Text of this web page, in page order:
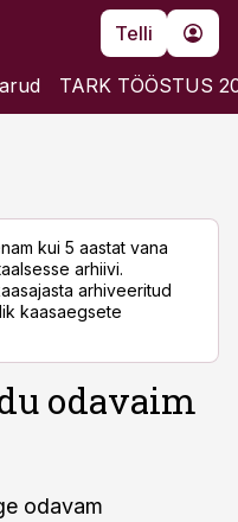
Telli
TARK TÖÖSTUS
kui 5 aastat vana
arhiivi.
arhiveeritud
kaasaegsete
odavaim
odavam